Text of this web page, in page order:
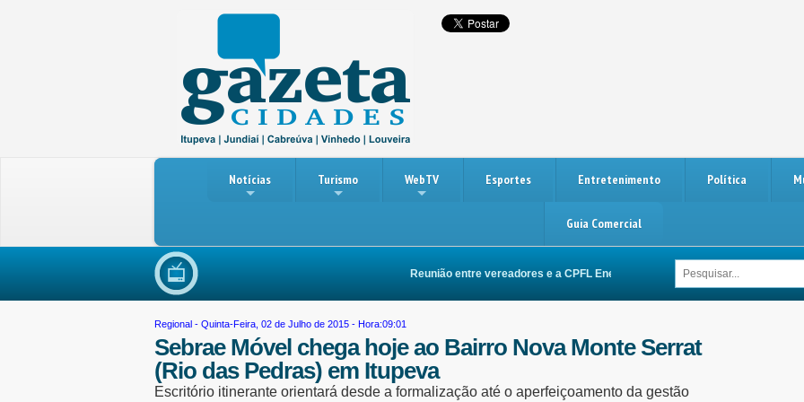
Notícias Turismo WebTV Esportes Entretenimento Política
Guia Comercial
Reunião entre vereadores e a CPFL Energia busca melhorias na rede elétrica
Regional - Quinta-Feira, 02 de Julho de 2015 - Hora:09:01
Sebrae Móvel chega hoje ao Bairro Nova Monte Serrat
(Rio das Pedras) em Itupeva
Escritório itinerante orientará desde a formalização até o aperfeiçoamento da gestão